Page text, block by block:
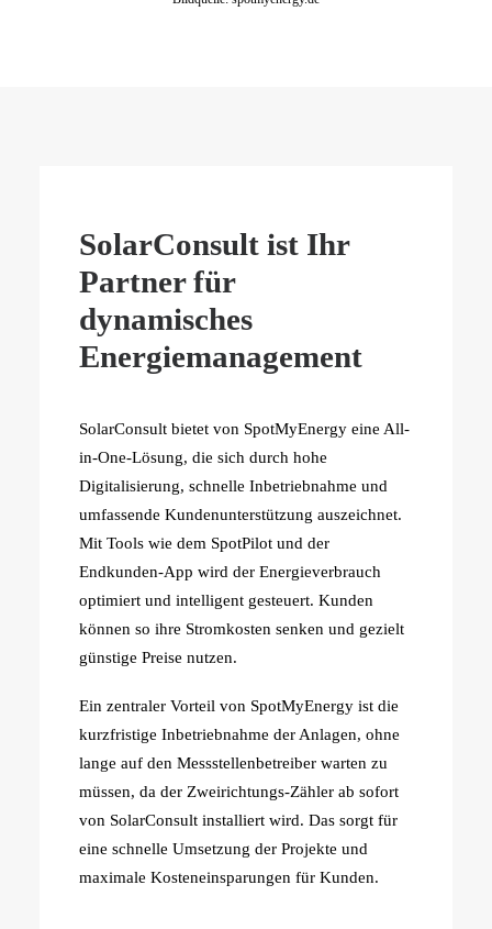
SolarConsult ist Ihr
Partner für
dynamisches
Energiemanagement
SolarConsult bietet von SpotMyEnergy eine All-
in-One-Lösung, die sich durch hohe
Digitalisierung, schnelle Inbetriebnahme und
umfassende Kundenunterstützung auszeichnet.
Mit Tools wie dem SpotPilot und der
Endkunden-App wird der Energieverbrauch
optimiert und intelligent gesteuert. Kunden
können so ihre Stromkosten senken und gezielt
günstige Preise nutzen.
Ein zentraler Vorteil von SpotMyEnergy ist die
kurzfristige Inbetriebnahme der Anlagen, ohne
lange auf den Messstellenbetreiber warten zu
müssen, da der Zweirichtungs-Zähler ab sofort
von SolarConsult installiert wird. Das sorgt für
eine schnelle Umsetzung der Projekte und
maximale Kosteneinsparungen für Kunden.